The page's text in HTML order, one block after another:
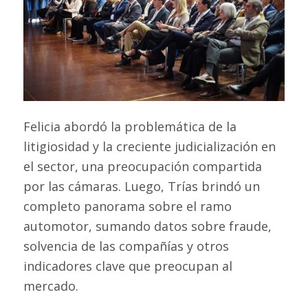
Felicia abordó la problemática de la
litigiosidad y la creciente judicialización en
el sector, una preocupación compartida
por las cámaras. Luego, Trías brindó un
completo panorama sobre el ramo
automotor, sumando datos sobre fraude,
solvencia de las compañías y otros
indicadores clave que preocupan al
mercado.